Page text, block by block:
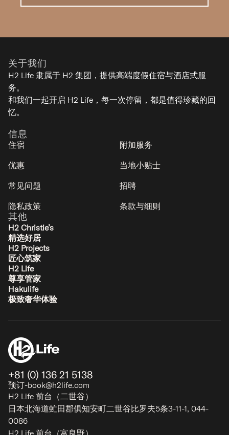
关于我们
H2 Life 隶属于 H2 集团，提供高端度假住宿与酒店式服
务。
和我们一起开启 H2 Life，每一次停留，都是值得珍藏的回
忆。
信息
住宿
附加服务
优惠
当地小贴士
常见问题
招聘
隐私政策
条款与细则
其他
H2 Christie’s
精选好居
H2 Projects
匠心筑家
H2 Life
尊享管家
Hakulife
极致奢华体验
+81 (0) 136 21 5138
预订-book@h2life.com
H2 Life 前台（二世谷）
日本北海道虻田郡俱知安町二世谷比罗夫5条3-11-1, 044-
0086
H2 Life 前台（富良野）